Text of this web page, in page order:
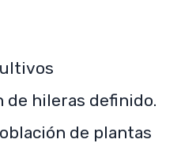
hileras definido.
de plantas